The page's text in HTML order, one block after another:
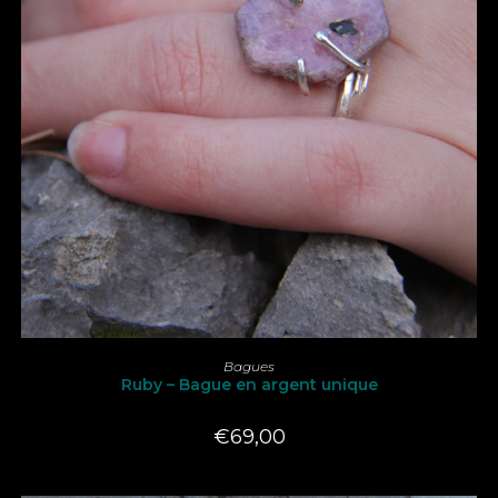
CHOIX DES OPTIONS
Ce
produit
a
plusieurs
options
peuvent
Bagues
Ruby – Bague en argent unique
€69,00